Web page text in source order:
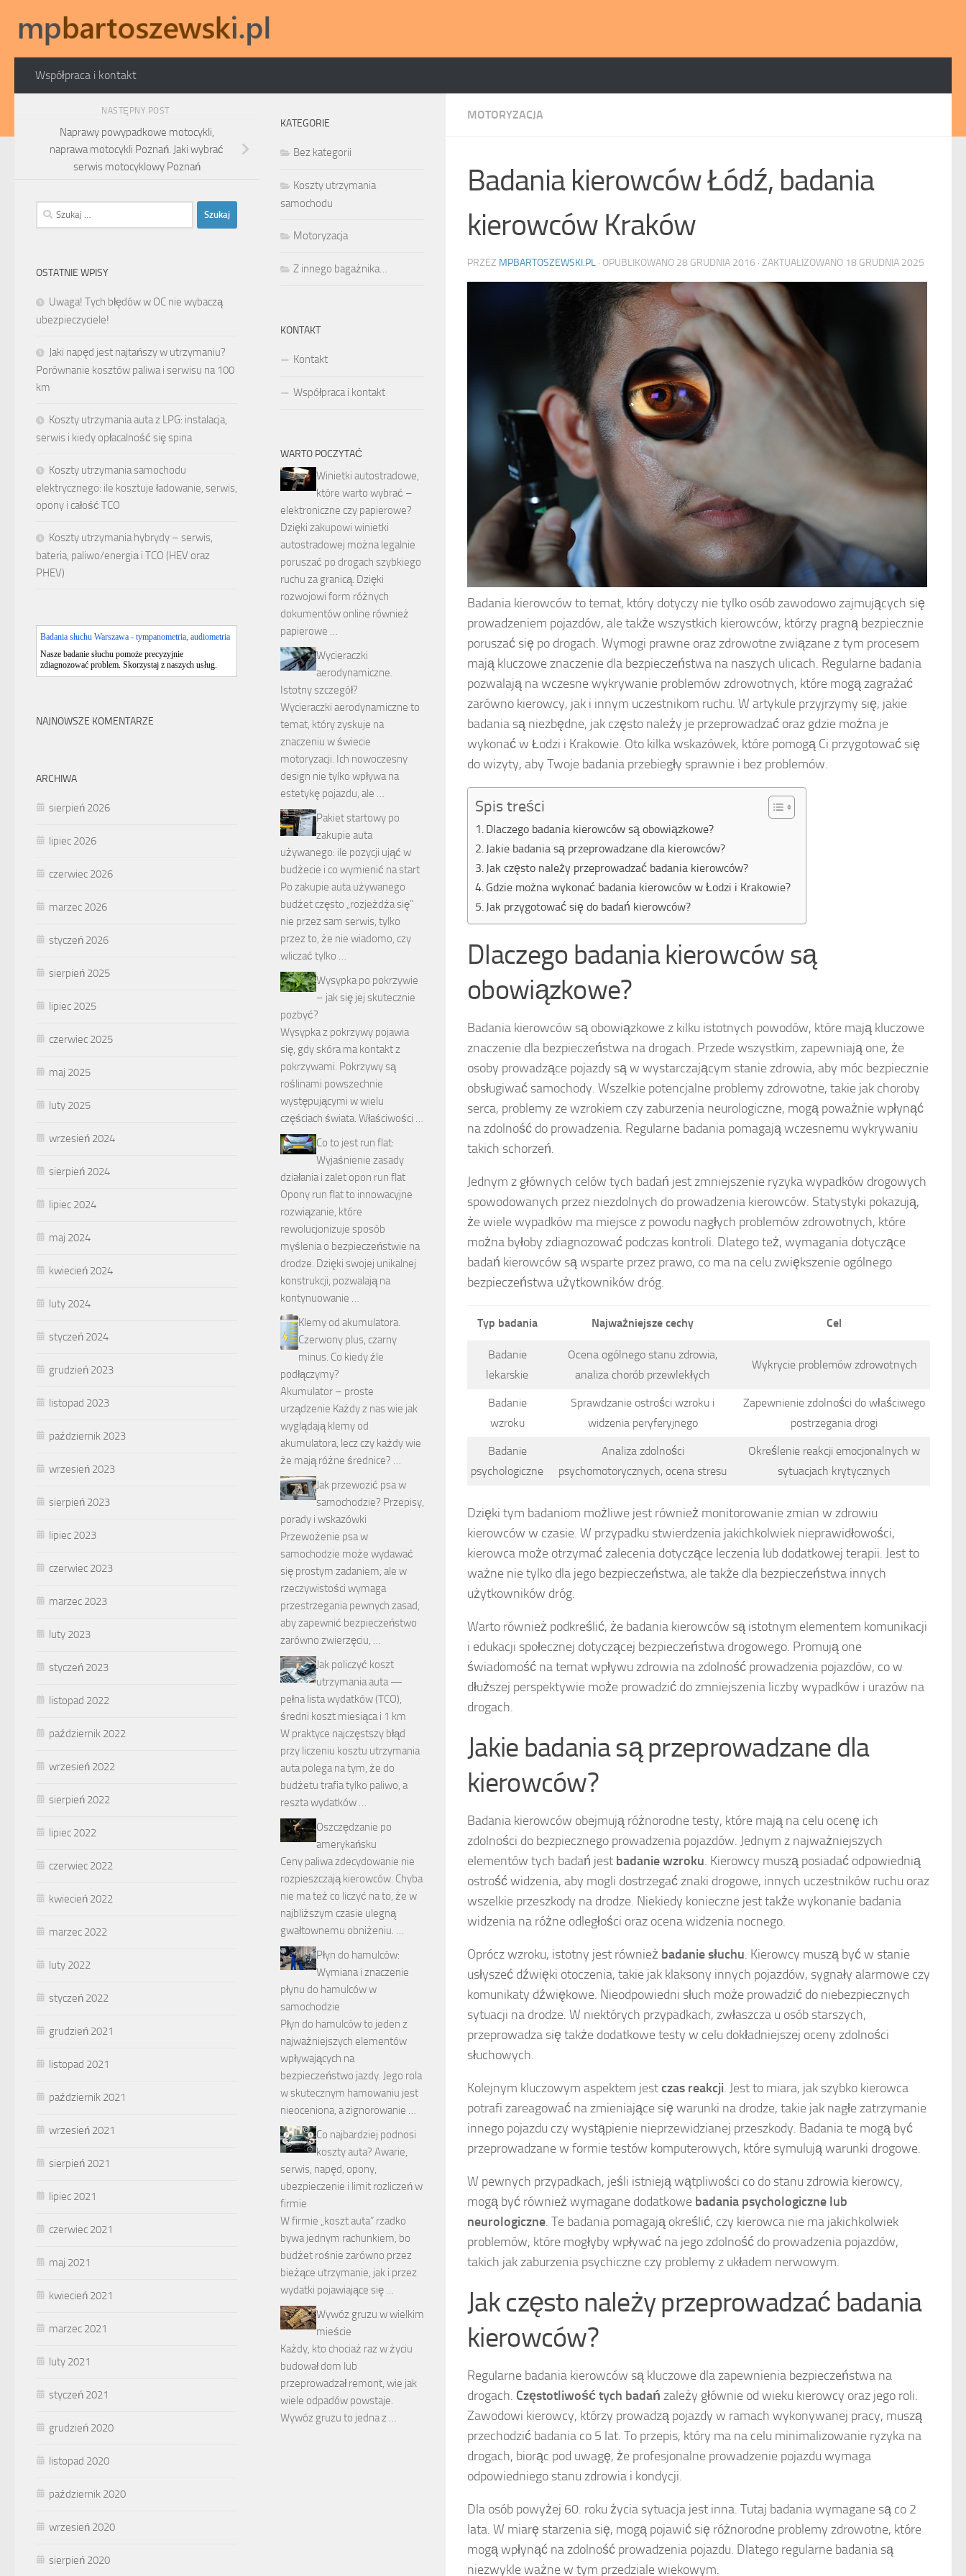
Skip to content
Współpraca i kontakt
MOTORYZACJA
Badania kierowców Łódź, badania
kierowców Kraków
PRZEZ MPBARTOSZEWSKI.PL · OPUBLIKOWANO 28 GRUDNIA 2016 · ZAKTUALIZOWANO 18 GRUDNIA 2025
Badania kierowców to temat, który dotyczy nie tylko osób zawodowo zajmujących się
prowadzeniem pojazdów, ale także wszystkich kierowców, którzy pragną bezpiecznie
poruszać się po drogach. Wymogi prawne oraz zdrowotne związane z tym procesem
mają kluczowe znaczenie dla bezpieczeństwa na naszych ulicach. Regularne badania
pozwalają na wczesne wykrywanie problemów zdrowotnych, które mogą zagrażać
zarówno kierowcy, jak i innym uczestnikom ruchu. W artykule przyjrzymy się, jakie
badania są niezbędne, jak często należy je przeprowadzać oraz gdzie można je
wykonać w Łodzi i Krakowie. Oto kilka wskazówek, które pomogą Ci przygotować się
do wizyty, aby Twoje badania przebiegły sprawnie i bez problemów.
Spis treści
Dlaczego badania kierowców są obowiązkowe?
Jakie badania są przeprowadzane dla kierowców?
Jak często należy przeprowadzać badania kierowców?
Gdzie można wykonać badania kierowców w Łodzi i Krakowie?
Jak przygotować się do badań kierowców?
Dlaczego badania kierowców są
obowiązkowe?
Badania kierowców są obowiązkowe z kilku istotnych powodów, które mają kluczowe
znaczenie dla bezpieczeństwa na drogach. Przede wszystkim, zapewniają one, że
osoby prowadzące pojazdy są w wystarczającym stanie zdrowia, aby móc bezpiecznie
obsługiwać samochody. Wszelkie potencjalne problemy zdrowotne, takie jak choroby
serca, problemy ze wzrokiem czy zaburzenia neurologiczne, mogą poważnie wpłynąć
na zdolność do prowadzenia. Regularne badania pomagają wczesnemu wykrywaniu
takich schorzeń.
Jednym z głównych celów tych badań jest zmniejszenie ryzyka wypadków drogowych
spowodowanych przez niezdolnych do prowadzenia kierowców. Statystyki pokazują,
że wiele wypadków ma miejsce z powodu nagłych problemów zdrowotnych, które
można byłoby zdiagnozować podczas kontroli. Dlatego też, wymagania dotyczące
badań kierowców są wsparte przez prawo, co ma na celu zwiększenie ogólnego
bezpieczeństwa użytkowników dróg.
Typ badania Najważniejsze cechy Cel
Badanie
lekarskie
Ocena ogólnego stanu zdrowia,
analiza chorób przewlekłych
Wykrycie problemów zdrowotnych
Badanie
wzroku
Sprawdzanie ostrości wzroku i
widzenia peryferyjnego
Zapewnienie zdolności do właściwego
postrzegania drogi
Badanie
psychologiczne
Analiza zdolności
psychomotorycznych, ocena stresu
Określenie reakcji emocjonalnych w
sytuacjach krytycznych
Dzięki tym badaniom możliwe jest również monitorowanie zmian w zdrowiu
kierowców w czasie. W przypadku stwierdzenia jakichkolwiek nieprawidłowości,
kierowca może otrzymać zalecenia dotyczące leczenia lub dodatkowej terapii. Jest to
ważne nie tylko dla jego bezpieczeństwa, ale także dla bezpieczeństwa innych
użytkowników dróg.
Warto również podkreślić, że badania kierowców są istotnym elementem komunikacji
i edukacji społecznej dotyczącej bezpieczeństwa drogowego. Promują one
świadomość na temat wpływu zdrowia na zdolność prowadzenia pojazdów, co w
dłuższej perspektywie może prowadzić do zmniejszenia liczby wypadków i urazów na
drogach.
Jakie badania są przeprowadzane dla
kierowców?
Badania kierowców obejmują różnorodne testy, które mają na celu ocenę ich
zdolności do bezpiecznego prowadzenia pojazdów. Jednym z najważniejszych
elementów tych badań jest badanie wzroku. Kierowcy muszą posiadać odpowiednią
ostrość widzenia, aby mogli dostrzegać znaki drogowe, innych uczestników ruchu oraz
wszelkie przeszkody na drodze. Niekiedy konieczne jest także wykonanie badania
widzenia na różne odległości oraz ocena widzenia nocnego.
Oprócz wzroku, istotny jest również badanie słuchu. Kierowcy muszą być w stanie
usłyszeć dźwięki otoczenia, takie jak klaksony innych pojazdów, sygnały alarmowe czy
komunikaty dźwiękowe. Nieodpowiedni słuch może prowadzić do niebezpiecznych
sytuacji na drodze. W niektórych przypadkach, zwłaszcza u osób starszych,
przeprowadza się także dodatkowe testy w celu dokładniejszej oceny zdolności
słuchowych.
Kolejnym kluczowym aspektem jestczas reakcji. Jest to miara, jak szybko kierowca
potrafi zareagować na zmieniające się warunki na drodze, takie jak nagłe zatrzymanie
innego pojazdu czy wystąpienie nieprzewidzianej przeszkody. Badania te mogą być
przeprowadzane w formie testów komputerowych, które symulują warunki drogowe.
W pewnych przypadkach, jeśli istnieją wątpliwości co do stanu zdrowia kierowcy,
mogą być również wymagane dodatkowe badania psychologiczne lub
neurologiczne. Te badania pomagają określić, czy kierowca nie ma jakichkolwiek
problemów, które mogłyby wpływać na jego zdolność do prowadzenia pojazdów,
takich jak zaburzenia psychiczne czy problemy z układem nerwowym.
Jak często należy przeprowadzać badania
kierowców?
Regularne badania kierowców są kluczowe dla zapewnienia bezpieczeństwa na
drogach. Częstotliwość tych badań zależy głównie od wieku kierowcy oraz jego roli.
Zawodowi kierowcy, którzy prowadzą pojazdy w ramach wykonywanej pracy, muszą
przechodzić badania co 5 lat. To przepis, który ma na celu minimalizowanie ryzyka na
drogach, biorąc pod uwagę, że profesjonalne prowadzenie pojazdu wymaga
odpowiedniego stanu zdrowia i kondycji.
Dla osób powyżej 60. roku życia sytuacja jest inna. Tutaj badania wymagane są co 2
lata. W miarę starzenia się, mogą pojawić się różnorodne problemy zdrowotne, które
mogą wpłynąć na zdolność prowadzenia pojazdu. Dlatego regularne badania są
niezwykle ważne w tym przedziale wiekowym.
NASTĘPNY POST
Naprawy powypadkowe motocykli,
naprawa motocykli Poznań. Jaki wybrać
serwis motocyklowy Poznań
Szukaj:
OSTATNIE WPISY
Uwaga! Tych błędów w OC nie wybaczą
ubezpieczyciele!
Jaki napęd jest najtańszy w utrzymaniu?
Porównanie kosztów paliwa i serwisu na 100
km
Koszty utrzymania auta z LPG: instalacja,
serwis i kiedy opłacalność się spina
Koszty utrzymania samochodu
elektrycznego: ile kosztuje ładowanie, serwis,
opony i całość TCO
Koszty utrzymania hybrydy – serwis,
bateria, paliwo/energiа i TCO (HEV oraz
PHEV)
Badania słuchu Warszawa - tympanometria, audiometria
Nasze badanie słuchu pomoże precyzyjnie
zdiagnozować problem. Skorzystaj z naszych usług.
NAJNOWSZE KOMENTARZE
ARCHIWA
sierpień 2026
lipiec 2026
czerwiec 2026
marzec 2026
styczeń 2026
sierpień 2025
lipiec 2025
czerwiec 2025
maj 2025
luty 2025
wrzesień 2024
sierpień 2024
lipiec 2024
maj 2024
kwiecień 2024
luty 2024
styczeń 2024
grudzień 2023
listopad 2023
październik 2023
wrzesień 2023
sierpień 2023
lipiec 2023
czerwiec 2023
marzec 2023
luty 2023
styczeń 2023
listopad 2022
październik 2022
wrzesień 2022
sierpień 2022
lipiec 2022
czerwiec 2022
kwiecień 2022
marzec 2022
luty 2022
styczeń 2022
grudzień 2021
listopad 2021
październik 2021
wrzesień 2021
sierpień 2021
lipiec 2021
czerwiec 2021
maj 2021
kwiecień 2021
marzec 2021
luty 2021
styczeń 2021
grudzień 2020
listopad 2020
październik 2020
wrzesień 2020
sierpień 2020
KATEGORIE
Bez kategorii
Koszty utrzymania
samochodu
Motoryzacja
Z innego bagażnika…
KONTAKT
Kontakt
Współpraca i kontakt
WARTO POCZYTAĆ
Winietki autostradowe,
które warto wybrać –
elektroniczne czy papierowe?
Dzięki zakupowi winietki
autostradowej można legalnie
poruszać po drogach szybkiego
ruchu za granicą. Dzięki
rozwojowi form różnych
dokumentów online również
papierowe …
Wycieraczki
aerodynamiczne.
Istotny szczegół?
Wycieraczki aerodynamiczne to
temat, który zyskuje na
znaczeniu w świecie
motoryzacji. Ich nowoczesny
design nie tylko wpływa na
estetykę pojazdu, ale …
Pakiet startowy po
zakupie auta
używanego: ile pozycji ująć w
budżecie i co wymienić na start
Po zakupie auta używanego
budżet często „rozjeżdża się”
nie przez sam serwis, tylko
przez to, że nie wiadomo, czy
wliczać tylko …
Wysypka po pokrzywie
– jak się jej skutecznie
pozbyć?
Wysypka z pokrzywy pojawia
się, gdy skóra ma kontakt z
pokrzywami. Pokrzywy są
roślinami powszechnie
występującymi w wielu
częściach świata. Właściwości …
Co to jest run flat:
Wyjaśnienie zasady
działania i zalet opon run flat
Opony run flat to innowacyjne
rozwiązanie, które
rewolucjonizuje sposób
myślenia o bezpieczeństwie na
drodze. Dzięki swojej unikalnej
konstrukcji, pozwalają na
kontynuowanie …
Klemy od akumulatora.
Czerwony plus, czarny
minus. Co kiedy źle
podłączymy?
Akumulator – proste
urządzenie Każdy z nas wie jak
wyglądają klemy od
akumulatora, lecz czy każdy wie
że mają różne średnice? …
Jak przewozić psa w
samochodzie? Przepisy,
porady i wskazówki
Przewożenie psa w
samochodzie może wydawać
się prostym zadaniem, ale w
rzeczywistości wymaga
przestrzegania pewnych zasad,
aby zapewnić bezpieczeństwo
zarówno zwierzęciu, …
Jak policzyć koszt
utrzymania auta —
pełna lista wydatków (TCO),
średni koszt miesiąca i 1 km
W praktyce najczęstszy błąd
przy liczeniu kosztu utrzymania
auta polega na tym, że do
budżetu trafia tylko paliwo, a
reszta wydatków …
Oszczędzanie po
amerykańsku
Ceny paliwa zdecydowanie nie
rozpieszczają kierowców. Chyba
nie ma też co liczyć na to, że w
najbliższym czasie ulegną
gwałtownemu obniżeniu. …
Płyn do hamulców:
Wymiana i znaczenie
płynu do hamulców w
samochodzie
Płyn do hamulców to jeden z
najważniejszych elementów
wpływających na
bezpieczeństwo jazdy. Jego rola
w skutecznym hamowaniu jest
nieoceniona, a zignorowanie …
Co najbardziej podnosi
koszty auta? Awarie,
serwis, napęd, opony,
ubezpieczenie i limit rozliczeń w
firmie
W firmie „koszt auta” rzadko
bywa jednym rachunkiem, bo
budżet rośnie zarówno przez
bieżące utrzymanie, jak i przez
wydatki pojawiające się …
Wywóz gruzu w wielkim
mieście
Każdy, kto chociaż raz w życiu
budował dom lub
przeprowadzał remont, wie jak
wiele odpadów powstaje.
Wywóz gruzu to jedna z …